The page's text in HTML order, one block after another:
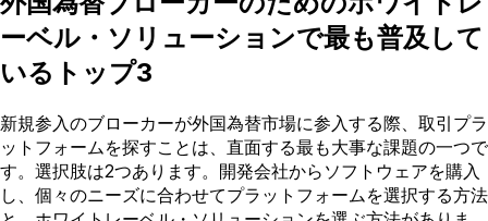
ーベル・ソリューションで最も普及して
いるトップ3
新規参入のブローカーが外国為替市場に参入する際、取引プラ
ットフォームを探すことは、直面する最も大事な課題の一つで
す。選択肢は2つあります。開発会社からソフトウェアを購入
し、個々のニーズに合わせてプラットフォームを選択する方法